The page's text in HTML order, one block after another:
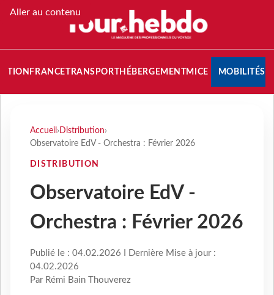
Aller au contenu
FRANCETRANSPORT HÉBERGEMENTMICE MOBILITÉS
Accueil › Distribution›
Observatoire EdV - Orchestra : Février 2026
DISTRIBUTION
Observatoire EdV -
Orchestra : Février 2026
Publié le : 04.02.2026 I Dernière Mise à jour :
04.02.2026
Par Rémi Bain Thouverez